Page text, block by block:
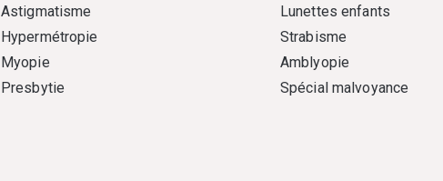
Astigmatisme
Hypermétropie
Myopie
Presbytie
Lunettes enfants
Strabisme
Amblyopie
Spécial malvoyance